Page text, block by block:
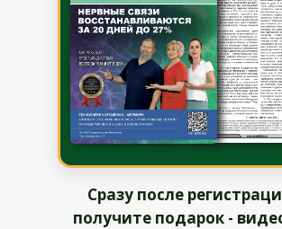
Сразу после
получите подарок -